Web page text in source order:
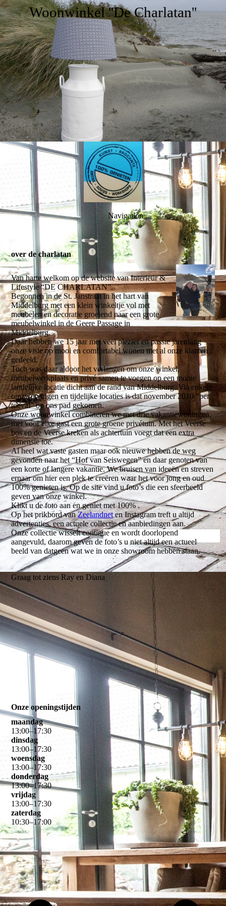
Woonwinkel ''De Charlatan''
Navigation
over de charlatan
Van harte welkom op de website van Interieur &
Lifestyle “DE CHARLATAN”.
Begonnen in de St. Janstraat in het hart van
Middelburg met een klein winkeltje vol met
meubelen en decoratie groeiend naar een grote
meubelwinkel in de Geere Passage in
Middelburg.
Daar hebben we 15 jaar met veel plezier en passie jarenlang
onze visie op mooi en comfortabel wonen met al onze klanten
gedeeld.
Toch was daar aldoor het verlangen om onze winkel,
meubelwerkplaats en privé samen te voegen op een mooie
landelijke locatie dicht aan de rand van Middelburg. Via enkele
omzwervingen en tijdelijke locaties is dat november 2010 “per
toeval” op ons pad gekomen.
Onze woonwinkel combineren we met drie vakantiewoningen,
met voor elke gast een grote groene privétuin. Met het Veerse
bos en de Veerse kreken als achtertuin voegt dat een extra
dimensie toe.
Al heel wat vaste gasten maar ook nieuwe hebben de weg
gevonden naar het “Hof van Seiswegen” en daar genoten van
een korte of langere vakantie. We bruisen van ideeën en streven
ernaar om hier een plek te creëren waar het voor jong en oud
100% genieten is. Op de site vind u foto’s die een sfeerbeeld
geven van onze winkel.
Klikt u de foto aan en geniet met 100% .
Op het prikbord vanZeelandneten Instagram treft u altijd
advertenties, een actuele collectie en aanbiedingen aan.
Onze collectie wisselt continue en wordt doorlopend
aangevuld, daarom geven de foto’s u niet altijd een actueel
beeld van datgeen wat we in onze showroom hebben staan.
Graag tot ziens Ray en Diana
Onze openingstijden
maandag
13:00–17:30
dinsdag
13:00–17:30
woensdag
13:00–17:30
donderdag
13:00–17:30
vrijdag
13:00–17:30
zaterdag
10:30–17:00